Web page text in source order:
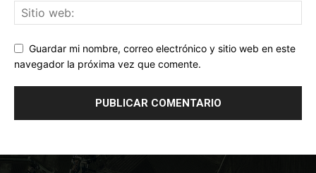
Guardar mi nombre, correo electrónico y sitio web en este
navegador la próxima vez que comente.